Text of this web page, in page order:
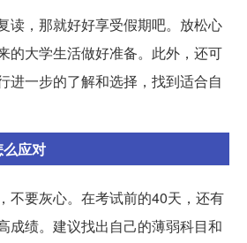
读，那就好好享受假期吧。放松心
的大学生活做好准备。此外，还可
进一步的了解和选择，找到适合自
应对
不要灰心。在考试前的40天，还有
成绩。建议找出自己的薄弱科目和